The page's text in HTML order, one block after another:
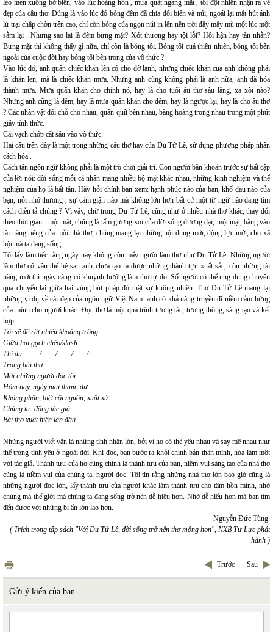
leo men xuống bờ biển, vào lúc hoàng hôn , mưa quất ngang mặt , tôi đột nhiên nhận ra vẻ
đẹp của câu thơ. Đúng là vào lúc đó bóng đêm đã chia đôi biển và núi, ngoái lại mất hút ánh
lử trại chập chờn trên cao, chỉ còn bóng của ngọn núi in lên nền trời đầy mây mù một lúc một
sẫm lại . Nhưng sao lại là đêm bưng mặt? Xót thương hay tội lỗi? Hối hận hay tàn nhẫn?
Bưng mặt thì không thấy gì nữa, chỉ còn là bóng tối. Bóng tối cuả thiên nhiên, bóng tối bên
ngoài của cuộc đời hay bóng tối bên trong của vô thức ?
Vào lúc đó, anh quấn chiếc khăn lên cổ cho đỡ lạnh, nhưng chiếc khăn của anh không phải
là khăn len, mà là chiếc khăn mưa. Nhưng anh cũng không phải là anh nữa, anh đã hóa
thành mưa. Mưa quấn khăn cho chính nó, hay là cho tuổi ấu thơ sâu lắng, xa xôi nào?
Nhưng anh cũng là đêm, hay là mưa quấn khăn cho đêm, hay là ngược lại, hay là cho ấu thơ
? Các nhân vật đổi chỗ cho nhau, quấn quít bên nhau, bàng hoàng trong nhau trong một phút
giây tỉnh thức.
Cái vạch chớp cắt sâu vào vô thức.
Hai câu trên đây là một trong những câu thơ hay của Du Tử Lê, sử dụng phương pháp nhân
cách hóa .
Cách tân ngôn ngữ không phải là một trò chơi giải trí. Con người băn khoăn trước sự bất cập
của lời nói: đời sống mỗi cá nhân mang nhiều bộ mặt khác nhau, những kinh nghiệm và thể
nghiệm của họ là bất tận. Hãy hỏi chính bạn xem: hạnh phúc nào của bạn, khổ đau nào của
bạn, nỗi nhớ thương , sự căm giận nào mà không lớn hơn bất cứ một từ ngữ nào đang tìm
cách diễn tả chúng ? Vì vậy, chữ trong Du Tử Lê, cũng như ở nhiều nhà thơ khác, thay đổi
theo thời gian : một mặt, chúng là tấm gương soi của đời sống đương đại, một mặt, bằng vào
tài năng riêng của mỗi nhà thơ, chúng mang lại những nội dung mới, động lực mới, cho xã
hội mà ta đang sống .
Tôi lấy làm tiếc rằng ngày nay không còn mấy người làm thơ như Du Tử Lê. Những người
làm thơ có vần thế hệ sau anh chưa tạo ra được những thành tựu xuất sắc, còn những tài
năng mới thì ngày càng có khuynh hướng làm thơ tự do. Số người có thể ung dung chuyển
qua chuyển lại giữa hai vùng bút pháp đó thật sự không nhiều. Thơ Du Tử Lê mang lại
những ví dụ về cái đẹp của ngôn ngữ Việt Nam: anh có khả năng truyền đi niềm cảm hứng
của mình cho người khác. Đọc thơ là một quá trình tương tác, tương thông, sáng tạo và kết
hợp.
Tôi sẽ để rất nhiều khoảng trống
Giữa hai gạch chéo/slash
Thí dụ: ……/…... /…... /……/
Trong bài thơ
Mời những người đọc tôi
Hôm nay, ngày mai tham, dự
Không phân, biệt cội nguồn, xuất xứ
Chúng ta: đồng tác giả
Bài thơ xuất hiện lần đầu
Những người viết văn là những tình nhân lớn, bởi vì họ có thể yêu nhau và say mê nhau như
thể trong tình yêu ở ngoài đời. Khi đọc, bạn bước ra khỏi chính bản thân mình, hóa làm một
với tác giả. Thành tựu của họ cũng chính là thành tựu của bạn, niềm vui sáng tạo của nhà thơ
cũng là niềm vui của chúng ta, người đọc. Tôi tin rằng những nhà thơ lớn bao giờ cũng là
những người đọc lớn, lấy thành tựu của người khác làm thành tựu cho tâm hồn mình, nhờ
chúng mà thế giới mà chúng ta đang sống trở nên dễ hiểu hơn. Nhờ dễ hiểu hơn mà bạn tìm
đến được với những bí ẩn lớn lao hơn.
Nguyễn Đức Tùng.
( Trích trong tập sách "Với Du Tử Lê, đời sống trở nên thơ mộng hơn", NXB Tự Lực phát
hành )
Trước Sau
Gửi ý kiến của bạn